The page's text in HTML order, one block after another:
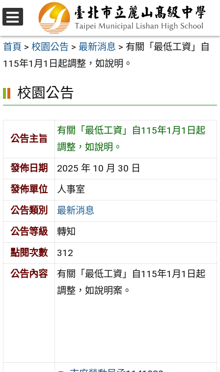
跳
至
主
要
容
區
選
單
首頁 > 校園公告 > 最新消息 > 有關「最低工資」自
115年1月1日起調整，如說明。
校園公告
公告主旨
有關「最低工資」自115年1月1日起
調整，如說明。
發佈日期
2025 年 10 月 30 日
發佈單位
人事室
公告類別
最新消息
公告等級
轉知
點閱次數
312
公告內容
有關「最低工資」自115年1月1日起
調整，如說明案。